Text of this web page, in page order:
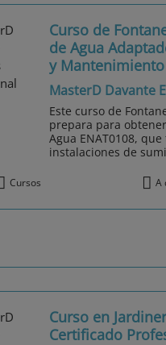
Curso de
de Agua
y Mantenimiento
MasterD Davante
Este curso de
prepara para
Agua ENAT0108,
instalaciones de
Cursos A
Curso en
Certificado